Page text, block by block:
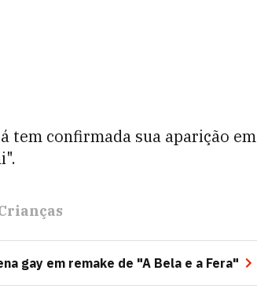
tem confirmada sua aparição em
gay em remake de "A Bela e a Fera"